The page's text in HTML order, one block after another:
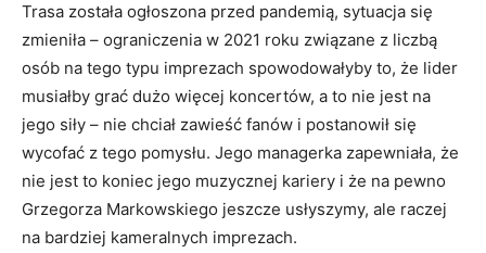
Trasa została ogłoszona przed pandemią, sytuacja się
zmieniła – ograniczenia w 2021 roku związane z liczbą
osób na tego typu imprezach spowodowałyby to, że lider
musiałby grać dużo więcej koncertów, a to nie jest na
jego siły – nie chciał zawieść fanów i postanowił się
wycofać z tego pomysłu. Jego managerka zapewniała, że
nie jest to koniec jego muzycznej kariery i że na pewno
Grzegorza Markowskiego jeszcze usłyszymy, ale raczej
na bardziej kameralnych imprezach.